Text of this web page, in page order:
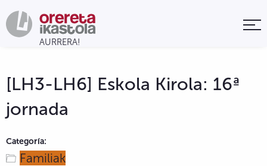
[LH3-LH6] Eskola Kirola: 16ª
jornada
Categoría:
Familiak